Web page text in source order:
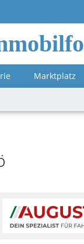
Marktplatz